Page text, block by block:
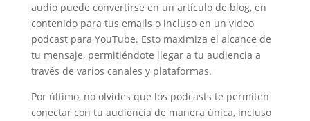
audio puede convertirse en un artículo de blog, en
contenido para tus emails o incluso en un video
podcast para YouTube. Esto maximiza el alcance de
tu mensaje, permitiéndote llegar a tu audiencia a
través de varios canales y plataformas.
Por último, no olvides que los podcasts te permiten
conectar con tu audiencia de manera única, incluso